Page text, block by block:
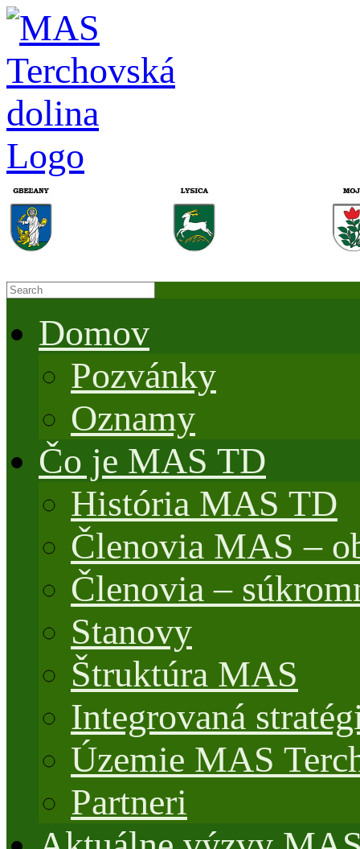
Domov
Pozvánky
Oznamy
Čo je MAS TD
História MAS TD
Členovia MAS –
Členovia –
Stanovy
Štruktúra MAS
Integrovaná
Územie MAS
Partneri